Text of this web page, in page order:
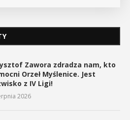
Zawora zdradza nam, kto
Orzeł Myślenice. Jest
z IV Ligi!
2026